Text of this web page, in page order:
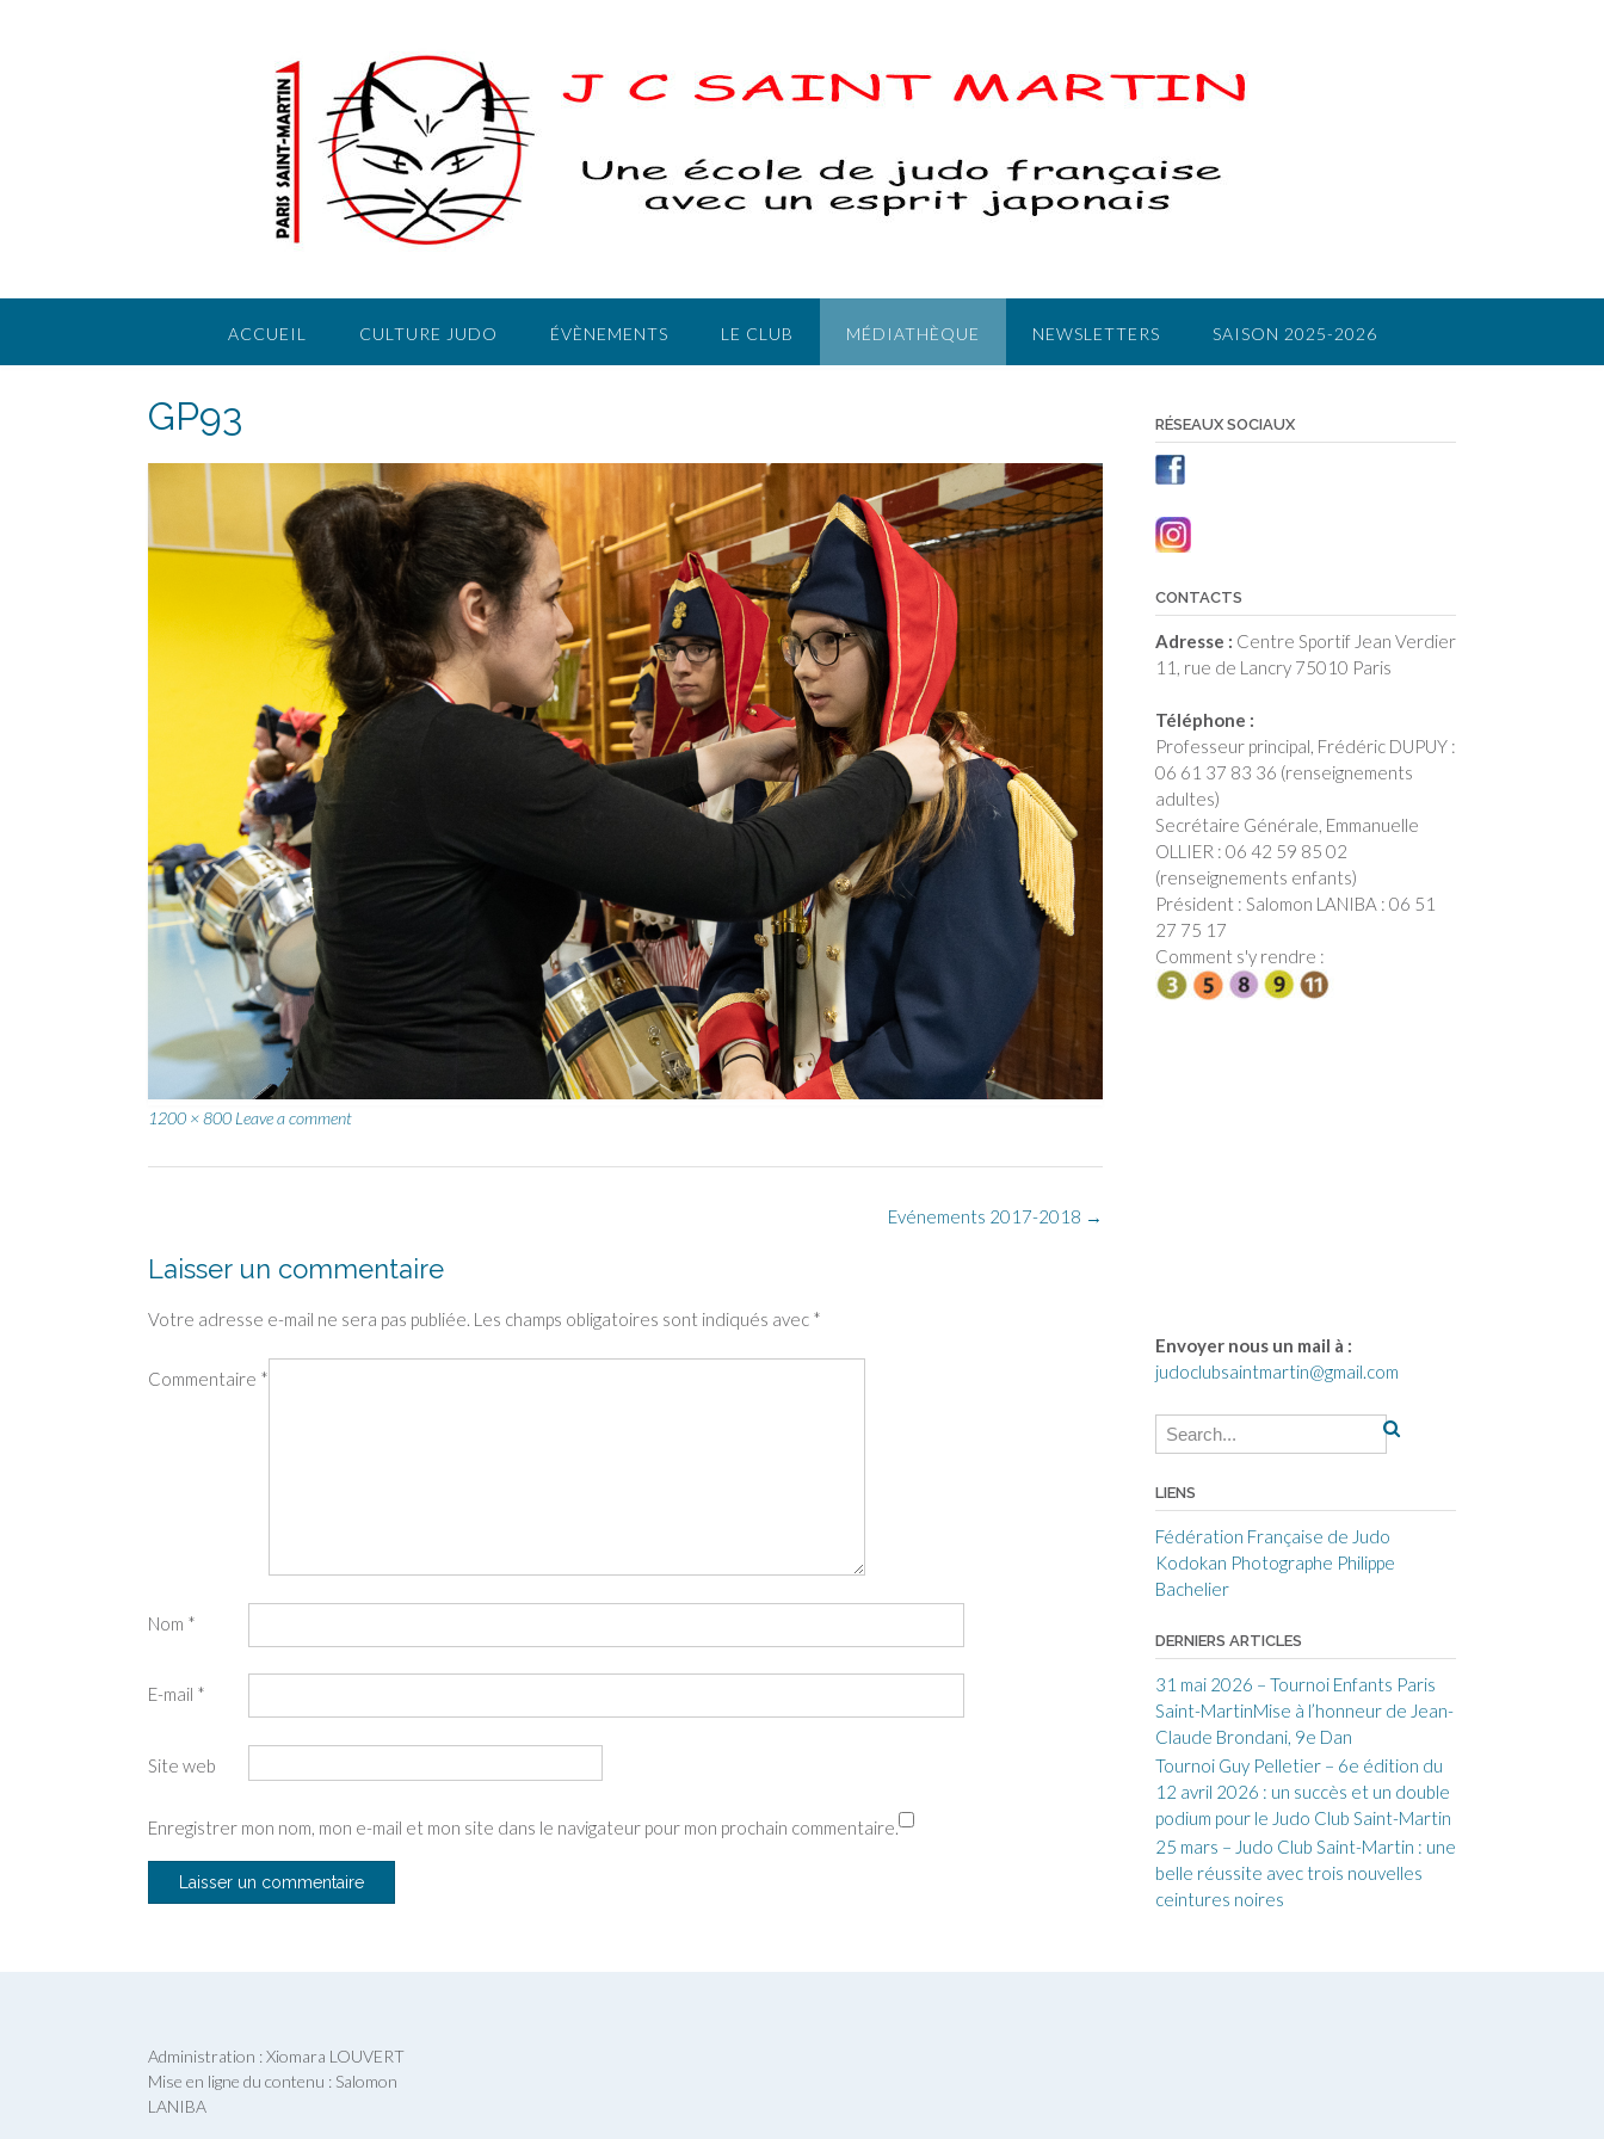
ACCUEIL CULTURE JUDO ÉVÈNEMENTS LE CLUB MÉDIATHÈQUE NEWSLETTERS SAISON 2025-2026
GP93
Full
1200 × 800 Leave a comment
Evénements 2017-2018 →
Laisser un commentaire
Votre adresse e-mail ne sera pas publiée. Les champs obligatoires sont indiqués avec *
Commentaire *
Nom *
E-mail *
Site web
Enregistrer mon nom, mon e-mail et mon site dans le navigateur pour mon prochain commentaire.
RÉSEAUX SOCIAUX
CONTACTS
Adresse : Centre Sportif Jean Verdier
11, rue de Lancry 75010 Paris
Téléphone :
Professeur principal, Frédéric DUPUY :
06 61 37 83 36 (renseignements
adultes)
Secrétaire Générale, Emmanuelle
OLLIER : 06 42 59 85 02
(renseignements enfants)
Président : Salomon LANIBA : 06 51
27 75 17
Comment s'y rendre :
Envoyer nous un mail à :
judoclubsaintmartin@gmail.com
LIENS
Fédération Française de Judo
Kodokan Photographe Philippe
Bachelier
DERNIERS ARTICLES
31 mai 2026 – Tournoi Enfants Paris
Saint-MartinMise à l’honneur de Jean-
Claude Brondani, 9e Dan
Tournoi Guy Pelletier – 6e édition du
12 avril 2026 : un succès et un double
podium pour le Judo Club Saint-Martin
25 mars – Judo Club Saint-Martin : une
belle réussite avec trois nouvelles
ceintures noires
Administration : Xiomara LOUVERT
Mise en ligne du contenu : Salomon
LANIBA